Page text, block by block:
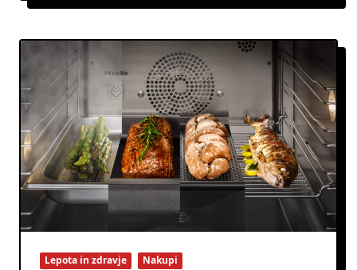
Lepota in zdravje
Nakupi